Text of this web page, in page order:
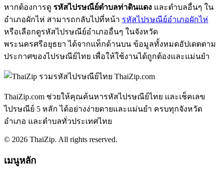
หากต้องการดู รหัสไปรษณีย์ตำบลท่าดินแดง และตำบลอื่นๆ ใน
อำเภอผักไห่ สามารถกลับไปที่หน้า รหัสไปรษณีย์อำเภอผักไห่
หรือเลือกดูรหัสไปรษณีย์อำเภออื่นๆ ในจังหวัด
พระนครศรีอยุธยา ได้จากแท็กด้านบน ข้อมูลทั้งหมดอัปเดตตาม
ประกาศของไปรษณีย์ไทย เพื่อให้ใช้งานได้ถูกต้องและแม่นยำ
ThaiZip.com
ThaiZip.com ช่วยให้คุณค้นหารหัสไปรษณีย์ไทย และเช็คเลข
ไปรษณีย์ 5 หลัก ได้อย่างง่ายดายและแม่นยำ ครบทุกจังหวัด
อำเภอ และตำบลทั่วประเทศไทย
© 2026 ThaiZip. All rights reserved.
เมนูหลัก